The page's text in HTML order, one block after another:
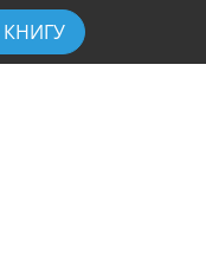
КНИГУ